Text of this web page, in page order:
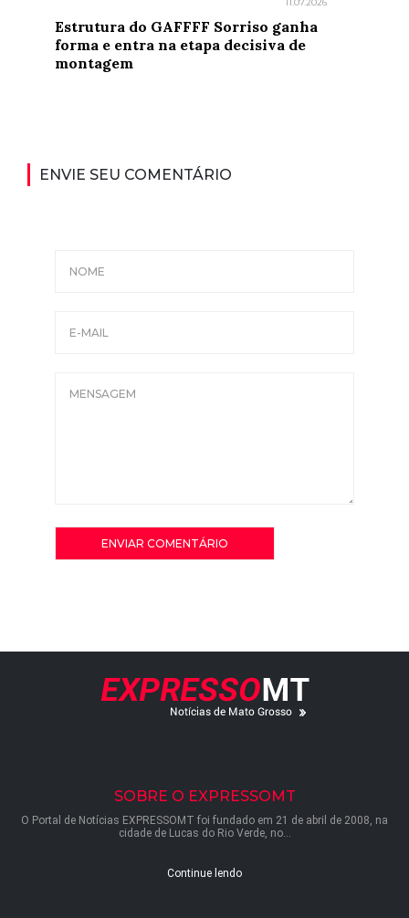
Estrutura do GAFFFF Sorriso ganha
forma e entra na etapa decisiva de
montagem
ENVIE SEU COMENTÁRIO
SOBRE O EXPRESSOMT
O Portal de Notícias EXPRESSOMT foi fundado em 21 de abril de 2008, na
cidade de Lucas do Rio Verde, no...
Continue lendo